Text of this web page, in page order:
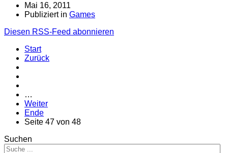
Mai 16, 2011
Publiziert in Games
Diesen RSS-Feed abonnieren
Start
Zurück
…
Weiter
Ende
Seite 47 von 48
Suchen